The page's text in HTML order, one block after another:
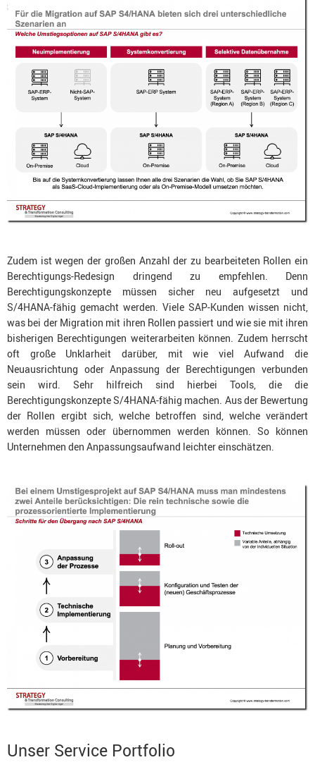
Zudem ist wegen der großen Anzahl der zu bearbeiteten Rollen ein
Berechtigungs-Redesign dringend zu empfehlen. Denn
Berechtigungskonzepte müssen sicher neu aufgesetzt und
S/4HANA-fähig gemacht werden. Viele SAP-Kunden wissen nicht,
was bei der Migration mit ihren Rollen passiert und wie sie mit ihren
bisherigen Berechtigungen weiterarbeiten können. Zudem herrscht
oft große Unklarheit darüber, mit wie viel Aufwand die
Neuausrichtung oder Anpassung der Berechtigungen verbunden
sein wird. Sehr hilfreich sind hierbei Tools, die die
Berechtigungskonzepte S/4HANA-fähig machen. Aus der Bewertung
der Rollen ergibt sich, welche betroffen sind, welche verändert
werden müssen oder übernommen werden können. So können
Unternehmen den Anpassungsaufwand leichter einschätzen.
Unser Service Portfolio